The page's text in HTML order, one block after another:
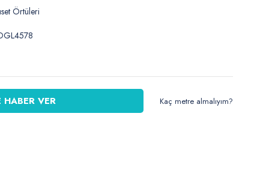
Örtüleri
VER Kaç metre almalıyım?